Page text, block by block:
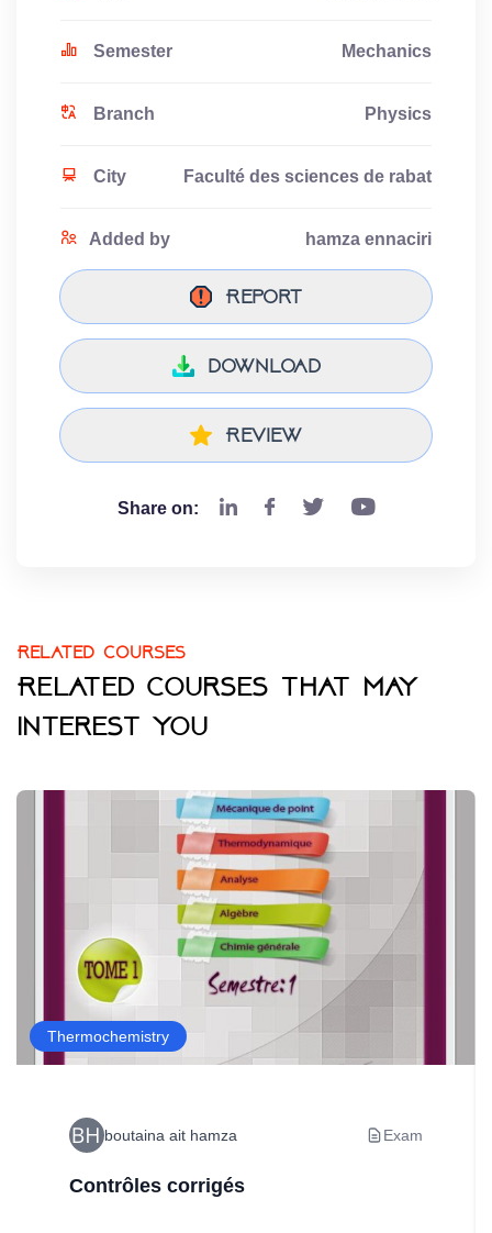
Semester Mechanics
Branch Physics
City Faculté des sciences de rabat
Added by hamza ennaciri
Report
download
Review
Share on:
Related courses
Related courses that may
interest you
Thermochemistry
boutaina ait hamza Exam
Contrôles corrigés